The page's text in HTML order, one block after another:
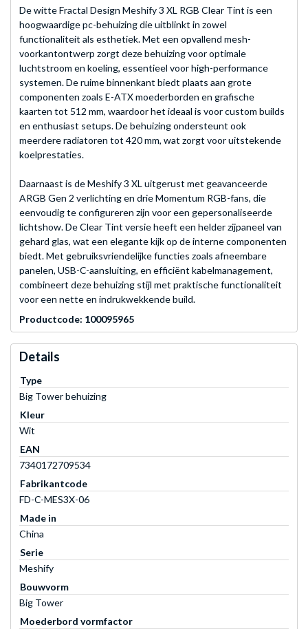
De witte Fractal Design Meshify 3 XL RGB Clear Tint is een
hoogwaardige pc-behuizing die uitblinkt in zowel
functionaliteit als esthetiek. Met een opvallend mesh-
voorkantontwerp zorgt deze behuizing voor optimale
luchtstroom en koeling, essentieel voor high-performance
systemen. De ruime binnenkant biedt plaats aan grote
componenten zoals E-ATX moederborden en grafische
kaarten tot 512 mm, waardoor het ideaal is voor custom builds
en enthusiast setups. De behuizing ondersteunt ook
meerdere radiatoren tot 420 mm, wat zorgt voor uitstekende
koelprestaties.
Daarnaast is de Meshify 3 XL uitgerust met geavanceerde
ARGB Gen 2 verlichting en drie Momentum RGB-fans, die
eenvoudig te configureren zijn voor een gepersonaliseerde
lichtshow. De Clear Tint versie heeft een helder zijpaneel van
gehard glas, wat een elegante kijk op de interne componenten
biedt. Met gebruiksvriendelijke functies zoals afneembare
panelen, USB-C-aansluiting, en efficiënt kabelmanagement,
combineert deze behuizing stijl met praktische functionaliteit
voor een nette en indrukwekkende build.
Productcode: 100095965
Details
Type
Big Tower behuizing
Kleur
Wit
EAN
7340172709534
Fabrikantcode
FD-C-MES3X-06
Made in
China
Serie
Meshify
Bouwvorm
Big Tower
Moederbord vormfactor